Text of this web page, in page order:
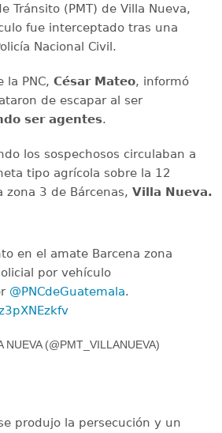
Tránsito (PMT) de Villa Nueva,
fue interceptado tras una
Nacional Civil.
la PNC, César Mateo, informó
de escapar al ser
ser agentes.
los sospechosos circulaban a
tipo agrícola sobre la 12
3 de Bárcenas, Villa Nueva.
en el amate Barcena zona
por vehículo
@PNCdeGuatemala.
(@PMT_VILLANUEVA)
produjo la persecución y un